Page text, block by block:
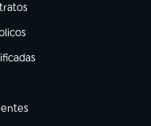
nova aba)